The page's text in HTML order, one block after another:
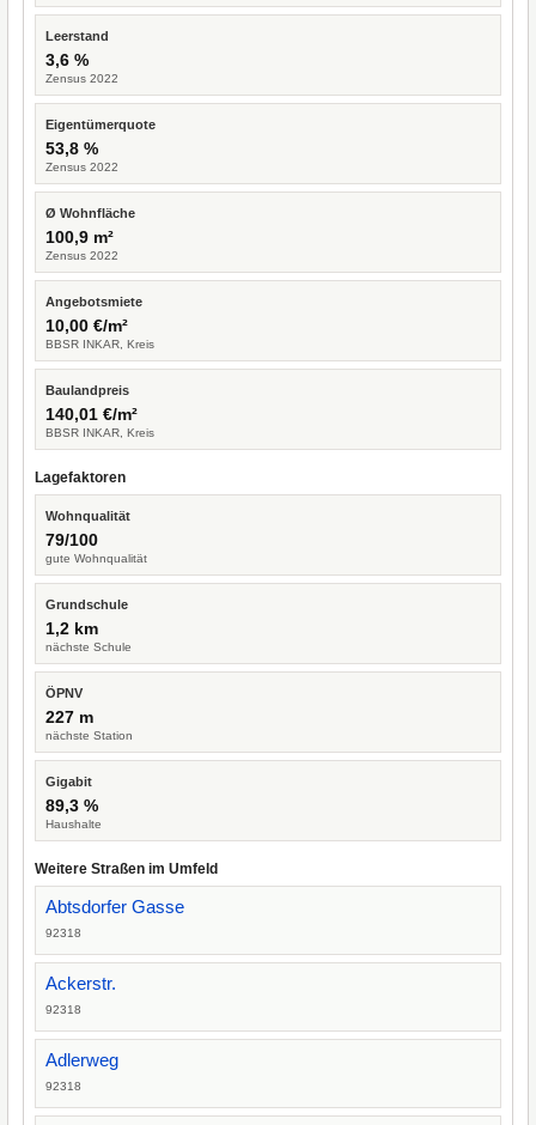
Leerstand
3,6 %
Zensus 2022
Eigentümerquote
53,8 %
Zensus 2022
Ø Wohnfläche
100,9 m²
Zensus 2022
Angebotsmiete
10,00 €/m²
BBSR INKAR, Kreis
Baulandpreis
140,01 €/m²
BBSR INKAR, Kreis
Lagefaktoren
Wohnqualität
79/100
gute Wohnqualität
Grundschule
1,2 km
nächste Schule
ÖPNV
227 m
nächste Station
Gigabit
89,3 %
Haushalte
Weitere Straßen im Umfeld
Abtsdorfer Gasse
92318
Ackerstr.
92318
Adlerweg
92318